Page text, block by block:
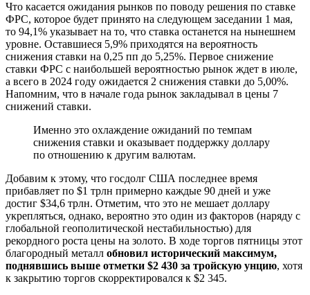
Что касается ожидания рынков по поводу решения по ставке
ФРС, которое будет принято на следующем заседании 1 мая,
то 94,1% указывает на то, что ставка останется на нынешнем
уровне. Оставшиеся 5,9% приходятся на вероятность
снижения ставки на 0,25 пп до 5,25%. Первое снижение
ставки ФРС с наибольшей вероятностью рынок ждет в июле,
а всего в 2024 году ожидается 2 снижения ставки до 5,00%.
Напомним, что в начале года рынок закладывал в цены 7
снижений ставки.
Именно это охлаждение ожиданий по темпам
снижения ставки и оказывает поддержку доллару
по отношению к другим валютам.
Добавим к этому, что госдолг США последнее время
прибавляет по $1 трлн примерно каждые 90 дней и уже
достиг $34,6 трлн. Отметим, что это не мешает доллару
укрепляться, однако, вероятно это один из факторов (наряду с
глобальной геополитической нестабильностью) для
рекордного роста цены на золото. В ходе торгов пятницы этот
благородный металл обновил исторический максимум,
поднявшись выше отметки $2 430 за тройскую унцию, хотя
к закрытию торгов скорректировался к $2 345.